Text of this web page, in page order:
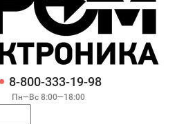
8-800-333-19-98
Пн—Вс 8:00—18:00